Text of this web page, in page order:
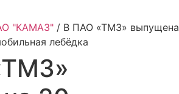
"КАМАЗ" / В ПАО «ТМЗ» выпущена
лебёдка